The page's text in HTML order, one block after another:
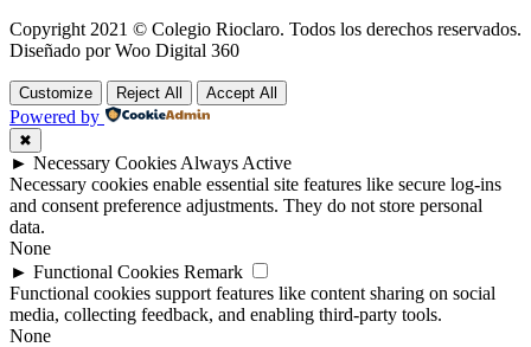
Copyright 2021 © Colegio Rioclaro. Todos los derechos reservados.
Diseñado por Woo Digital 360
Customize Reject All Accept All
Powered by
✖
► Necessary Cookies Always Active
Necessary cookies enable essential site features like secure log-ins
and consent preference adjustments. They do not store personal
data.
None
► Functional Cookies Remark
Functional cookies support features like content sharing on social
media, collecting feedback, and enabling third-party tools.
None